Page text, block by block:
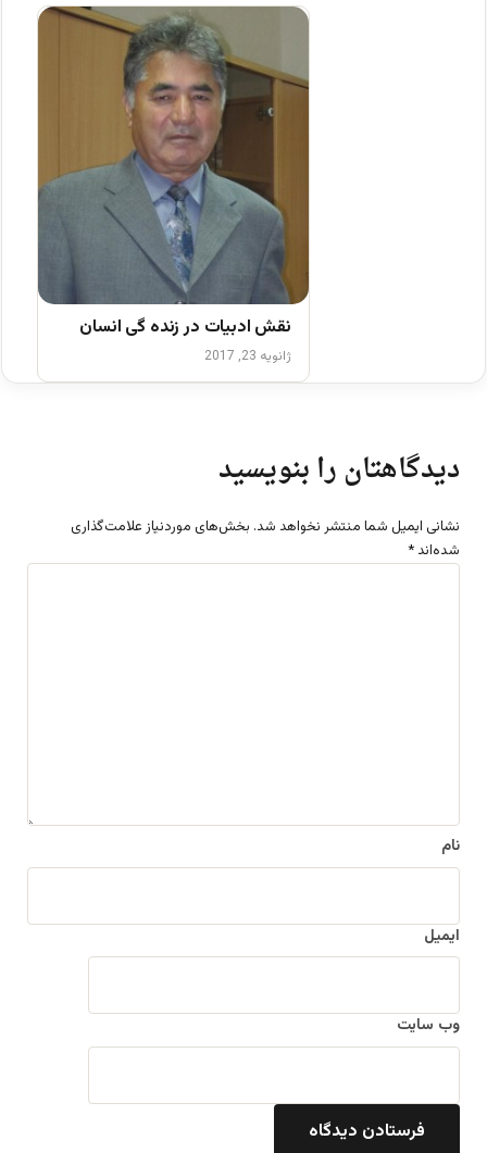
نقش ادبیات در زنده گی انسان
ژانویه 23, 2017
دیدگاهتان را بنویسید
نشانی ایمیل شما منتشر نخواهد شد. بخش‌های موردنیاز علامت‌گذاری
شده‌اند *
نام
ایمیل
وب‌ سایت